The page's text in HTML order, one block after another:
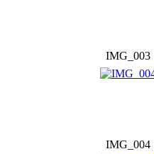
IMG_003
IMG_004